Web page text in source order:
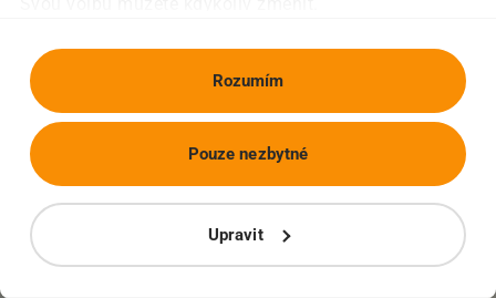
Rozumím
Upravit
Pouze nezbytné